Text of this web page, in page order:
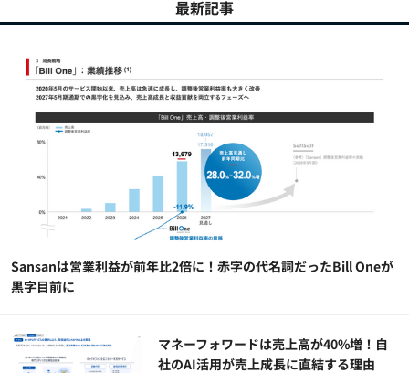
最新記事
Sansanは営業利益が前年比2倍に！赤字の代名詞だったBill Oneが
黒字目前に
マネーフォワードは売上高が40%増！自
社のAI活用が売上成長に直結する理由